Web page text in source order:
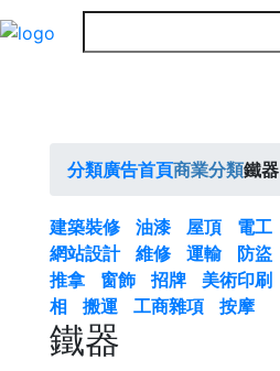
分類廣告首頁商業分類鐵器
建築裝修 油漆 屋頂 電工
網站設計
維修 運輸 防盜
推拿
窗飾 招牌 美術印刷
相
搬運 工商雜項 按摩
鐵器